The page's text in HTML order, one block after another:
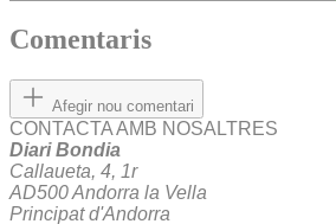
Comentaris
Afegir nou comentari
CONTACTA AMB NOSALTRES
Diari Bondia
Callaueta, 4, 1r
AD500 Andorra la Vella
Principat d'Andorra